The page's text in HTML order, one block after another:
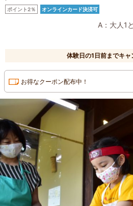
ポイント2％ オンラインカード決済可
A：大人1
体験日の1日前までキャ
お得なクーポン配布中！